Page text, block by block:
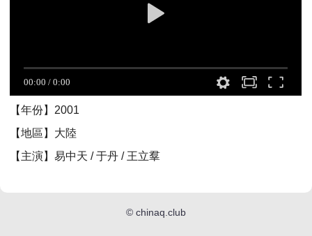
【年份】2001
【地區】大陸
【主演】易中天 / 于丹 / 王立羣
© chinaq.club